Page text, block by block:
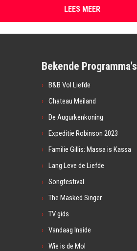
LEES MEER
Bekende Programma's
B&B Vol Liefde
Chateau Meiland
De Augurkenkoning
Expeditie Robinson 2023
Familie Gillis: Massa is Kassa
Lang Leve de Liefde
Songfestival
The Masked Singer
TV gids
Vandaag Inside
Wie is de Mol